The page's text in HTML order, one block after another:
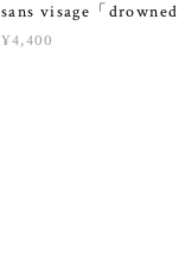
sans visage「
¥4,400